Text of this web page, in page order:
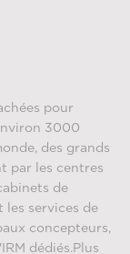
pour
3000
des grands
par les centres
de
les services de
concepteurs,
dédiés.Plus